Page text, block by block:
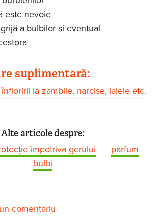
este nevoie
a bulbilor şi eventual
suplimentară:
la zambile, narcise, lalele etc.
Alte articole despre:
împotriva gerului
parfum
bulbi
comentariu